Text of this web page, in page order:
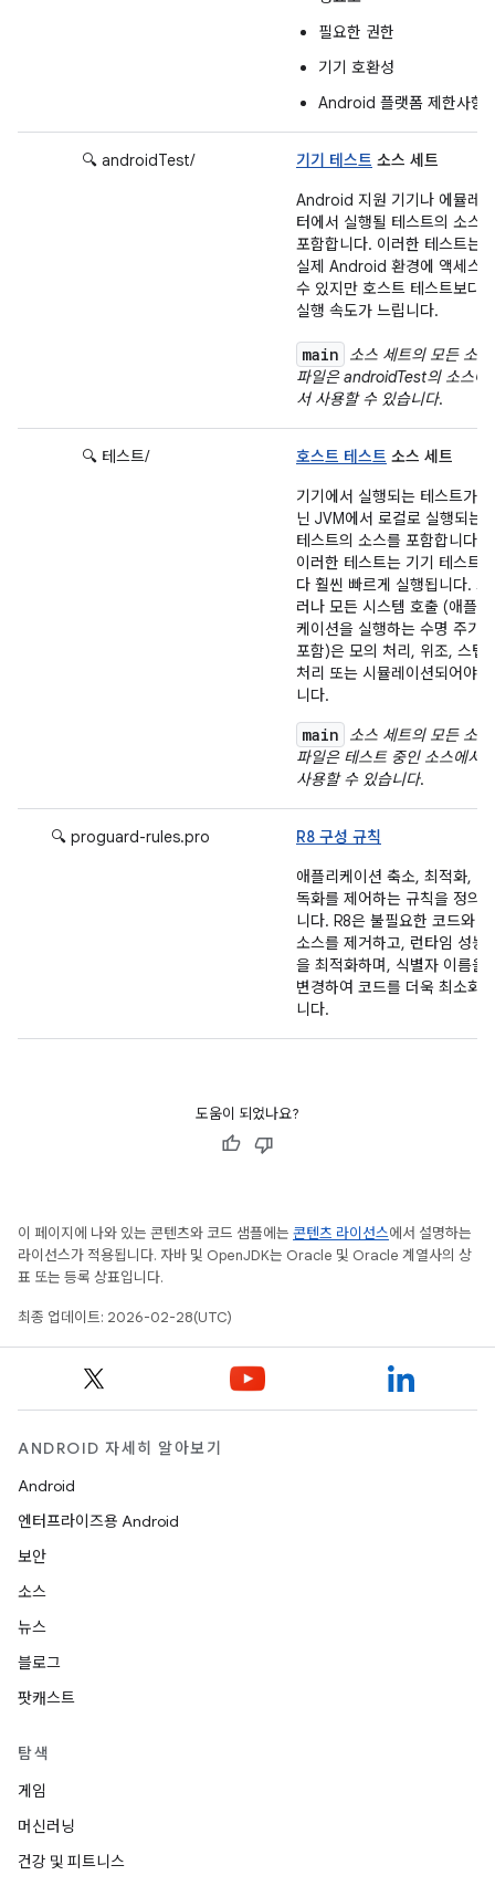
필요한 권한
기기 호환성
Android 플랫폼 제한사항
🔍 androidTest/ 기기 테스트 소스 세트
Android 지원 기기나 에뮬레이
터에서 실행될 테스트의 소스를
포함합니다. 이러한 테스트는
실제 Android 환경에 액세스할
수 있지만 호스트 테스트보다
실행 속도가 느립니다.
main
소스 세트의 모든 소스
파일은 androidTest의 소스에
서 사용할 수 있습니다.
🔍 테스트/ 호스트 테스트 소스 세트
기기에서 실행되는 테스트가 아
닌 JVM에서 로컬로 실행되는
테스트의 소스를 포함합니다.
이러한 테스트는 기기 테스트보
다 훨씬 빠르게 실행됩니다. 그
러나 모든 시스템 호출 (애플리
케이션을 실행하는 수명 주기
포함)은 모의 처리, 위조, 스텁
처리 또는 시뮬레이션되어야 합
니다.
main
소스 세트의 모든 소스
파일은 테스트 중인 소스에서
사용할 수 있습니다.
🔍 proguard-rules.pro
R8 구성 규칙
애플리케이션 축소, 최적화, 난
독화를 제어하는 규칙을 정의합
니다. R8은 불필요한 코드와 리
소스를 제거하고, 런타임 성능
을 최적화하며, 식별자 이름을
변경하여 코드를 더욱 최소화합
니다.
도움이 되었나요?
이 페이지에 나와 있는 콘텐츠와 코드 샘플에는 콘텐츠 라이선스에서 설명하는
라이선스가 적용됩니다. 자바 및 OpenJDK는 Oracle 및 Oracle 계열사의 상
표 또는 등록 상표입니다.
최종 업데이트: 2026-02-28(UTC)
ANDROID 자세히 알아보기
Android
엔터프라이즈용 Android
보안
소스
뉴스
블로그
팟캐스트
탐색
게임
머신러닝
건강 및 피트니스